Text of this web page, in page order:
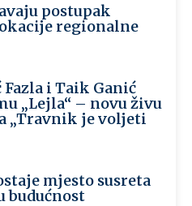
postupak
regionalne
i Taik Ganić
„Lejla“ – novu živu
„Travnik je voljeti
mjesto susreta